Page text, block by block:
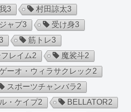
3 村田諒太3
ジャブ3 受け身3
筋トレ3
レイム2 魔裟斗2
ーオ・ウィラサクレック2
スポーツチャンバラ2
・ケイプ2 BELLATOR2